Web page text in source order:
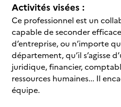
Activités visées :
Ce professionnel est un
capable de seconder
d’entreprise, ou n’importe
département, qu’il s’agisse
juridique, financier,
ressources humaines... Il
équipe.